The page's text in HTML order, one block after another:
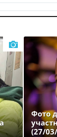
Фото
(27/